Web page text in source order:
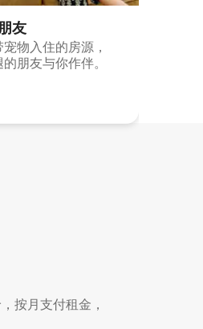
友
物入住的房源，
朋友与你作伴。
按月支付租金，